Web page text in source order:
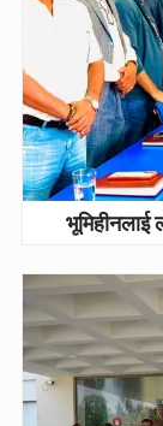
भूमिहीनलाई